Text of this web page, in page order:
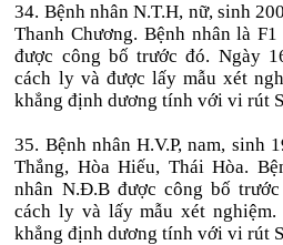
34. Bệnh nhân N.T.H, nữ, sinh
Thanh Chương. Bệnh nhân là
được công bố trước đó. Ngày
cách ly và được lấy mẫu xét
khẳng định dương tính với vi rút
35. Bệnh nhân H.V.P, nam, sinh
Thắng, Hòa Hiếu, Thái Hòa.
nhân N.Đ.B được công bố
cách ly và lấy mẫu xét
khẳng định dương tính với vi rút